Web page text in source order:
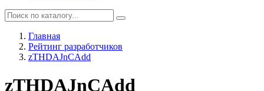
Главная
Рейтинг разработчиков
zTHDAJnCAdd
zTHDAJnCAdd